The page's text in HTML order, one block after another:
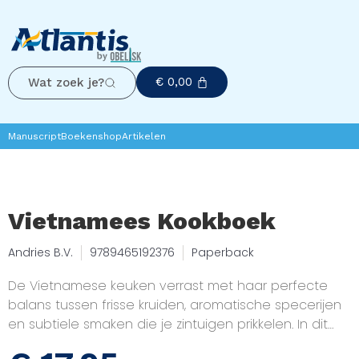
Wat zoek je? € 0,00
ManuscriptBoekenshopArtikelen
Vietnamees Kookboek
Andries B.V. 9789465192376 Paperback
De Vietnamese keuken verrast met haar perfecte
balans tussen frisse kruiden, aromatische specerijen
en subtiele smaken die je zintuigen prikkelen. In dit